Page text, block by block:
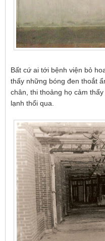
Bất cứ ai tới bệnh viện bỏ
thấy những bóng đen thoắt
chân, thi thoảng họ cảm
lạnh thổi qua.